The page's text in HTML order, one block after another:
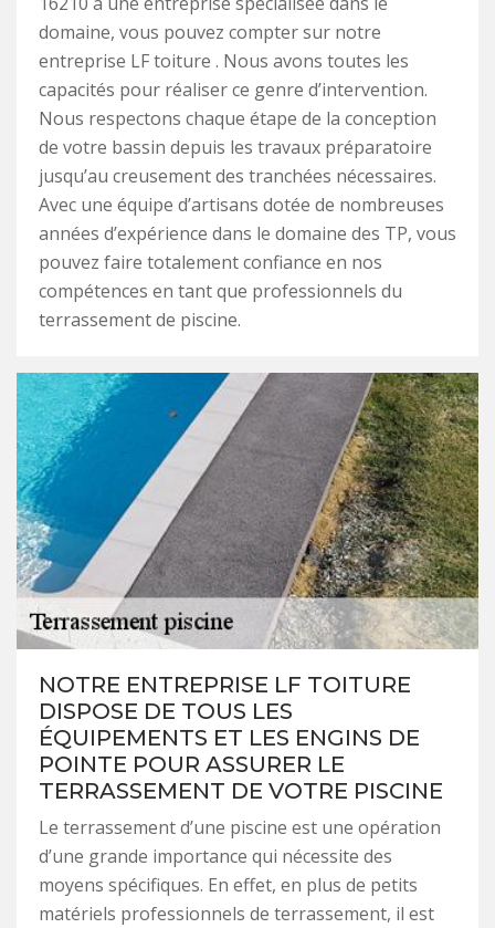
domaine, vous pouvez compter sur notre
entreprise LF toiture . Nous avons toutes les
capacités pour réaliser ce genre d’intervention.
Nous respectons chaque étape de la conception
de votre bassin depuis les travaux préparatoire
jusqu’au creusement des tranchées nécessaires.
Avec une équipe d’artisans dotée de nombreuses
années d’expérience dans le domaine des TP, vous
pouvez faire totalement confiance en nos
compétences en tant que professionnels du
terrassement de piscine.
NOTRE ENTREPRISE LF TOITURE
DISPOSE DE TOUS LES
ÉQUIPEMENTS ET LES ENGINS DE
POINTE POUR ASSURER LE
TERRASSEMENT DE VOTRE PISCINE
Le terrassement d’une piscine est une opération
d’une grande importance qui nécessite des
moyens spécifiques. En effet, en plus de petits
matériels professionnels de terrassement, il est